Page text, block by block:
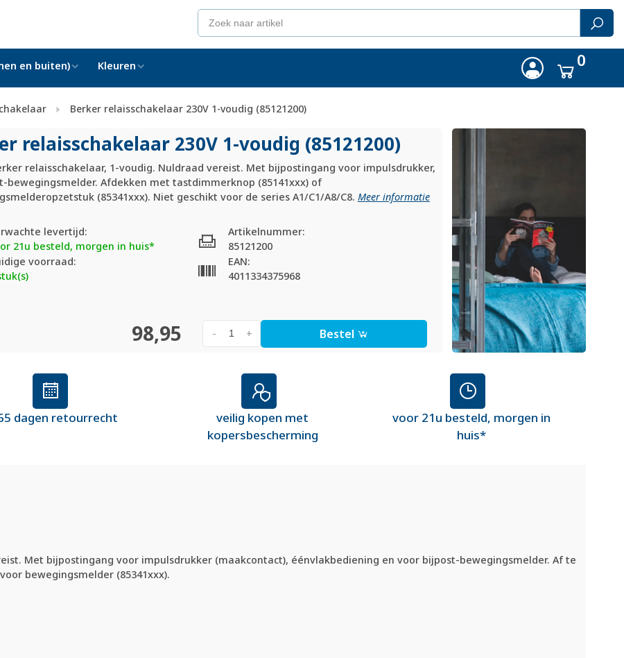
en buiten) Kleuren 0
Berker relaisschakelaar 230V 1-voudig (85121200)
relaisschakelaar 230V 1-voudig (85121200)
relaisschakelaar, 1-voudig. Nuldraad vereist. Met bijpostingang voor impulsdrukker,
bewegingsmelder. Afdekken met tastdimmerknop (85141xxx) of
(85341xxx). Niet geschikt voor de series A1/C1/A8/C8. Meer informatie
levertijd:
21u besteld, morgen in huis*
voorraad:
Artikelnummer:
85121200
EAN:
4011334375968
98,95 +
- Bestel
dagen retourrecht
veilig kopen met
kopersbescherming
voor 21u besteld, morgen in
huis*
Met bijpostingang voor impulsdrukker (maakcontact), éénvlakbediening en voor bijpost-bewegingsmelder. Af te
bewegingsmelder (85341xxx).